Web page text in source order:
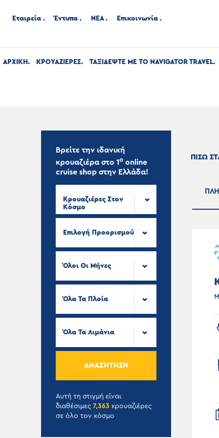
Εταιρεία Έντυπα ΝΕΑ Επικοινωνία
ΑΡΧΙΚΉ ΚΡΟΥΑΖΙΕΡΕΣ ΤΑΞΙΔΕΨΤΕ ΜΕ ΤΟ NAVIGATOR TRAVEL
Βρείτε την ιδανική
κρουαζιέρα στο 1ο online
cruise shop στην Ελλάδα!
Κρουαζιέρες Στον
Κόσμο
Επιλογή Προορισμού
Όλοι Οι Μήνες
Όλα Τα Πλοία
Όλα Τα Λιμάνια
ΑΝΑΖΉΤΗΣΗ
Αυτή τη στιγμή είναι
διαθέσιμες 7,363 κρουαζιέρες
σε όλο τον κόσμο
ΠΙΣΩ